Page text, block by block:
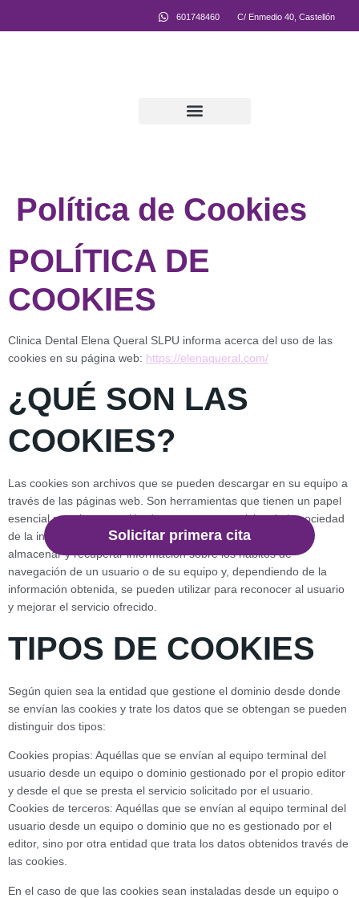
601748460 C/ Enmedio 40, Castellón
Política de Cookies
POLÍTICA DE
COOKIES
Clinica Dental Elena Queral SLPU informa acerca del uso de las
cookies en su página web: https://elenaqueral.com/
¿QUÉ SON LAS
COOKIES?
Las cookies son archivos que se pueden descargar en su equipo a
través de las páginas web. Son herramientas que tienen un papel
esencial para la prestación de numerosos servicios de la sociedad
de la información. Entre otros, permiten a una página web
almacenar y recuperar información sobre los hábitos de
navegación de un usuario o de su equipo y, dependiendo de la
información obtenida, se pueden utilizar para reconocer al usuario
y mejorar el servicio ofrecido.
TIPOS DE COOKIES
Según quien sea la entidad que gestione el dominio desde donde
se envían las cookies y trate los datos que se obtengan se pueden
distinguir dos tipos:
Cookies propias: Aquéllas que se envían al equipo terminal del
usuario desde un equipo o dominio gestionado por el propio editor
y desde el que se presta el servicio solicitado por el usuario.
Cookies de terceros: Aquéllas que se envían al equipo terminal del
usuario desde un equipo o dominio que no es gestionado por el
editor, sino por otra entidad que trata los datos obtenidos través de
las cookies.
En el caso de que las cookies sean instaladas desde un equipo o
Solicitar primera cita